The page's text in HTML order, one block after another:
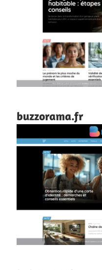
buzzorama.fr